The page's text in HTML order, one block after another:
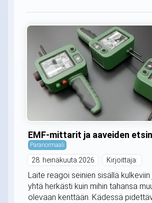
EMF-mittarit ja aaveiden
Paranormaali
28. heinäkuuta 2026 Kirjoittaja:
Laite reagoi seinien sisällä
yhtä herkästi kuin mihin tahansa
olevaan kenttään. Kädessä